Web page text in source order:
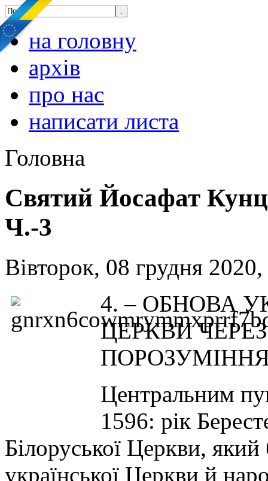
на головну
архів
про нас
написати листа
Головна
Святий Йосафат
Ч.-3
Вівторок, 08 грудня
4. – ОБНОВА
ЦЕРКВИ
Центральним
1596: рік
Білоруської Церкви,
української Церкви й